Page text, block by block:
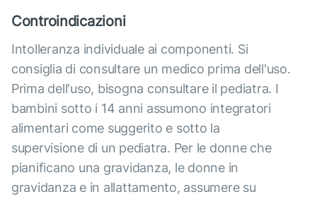
Controindicazioni
Intolleranza individuale ai componenti. Si
consiglia di consultare un medico prima dell'uso.
Prima dell'uso, bisogna consultare il pediatra. I
bambini sotto i 14 anni assumono integratori
alimentari come suggerito e sotto la
supervisione di un pediatra. Per le donne che
pianificano una gravidanza, le donne in
gravidanza e in allattamento, assumere su